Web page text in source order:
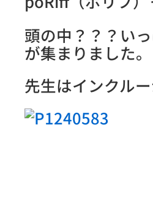
頭の中？？？い
が集まりました。
先生はインクル